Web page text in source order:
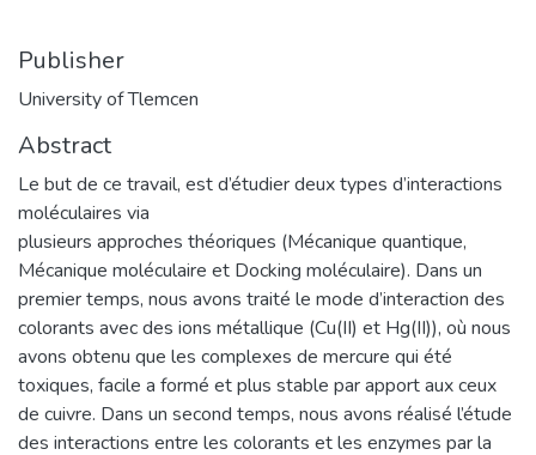
Publisher
University of Tlemcen
Abstract
Le but de ce travail, est d’étudier deux types d’interactions
moléculaires via
plusieurs approches théoriques (Mécanique quantique,
Mécanique moléculaire et Docking moléculaire). Dans un
premier temps, nous avons traité le mode d’interaction des
colorants avec des ions métallique (Cu(II) et Hg(II)), où nous
avons obtenu que les complexes de mercure qui été
toxiques, facile a formé et plus stable par apport aux ceux
de cuivre. Dans un second temps, nous avons réalisé l’étude
des interactions entre les colorants et les enzymes par la